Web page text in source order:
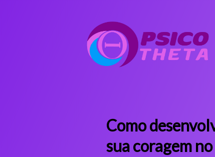
Como
sua coragem